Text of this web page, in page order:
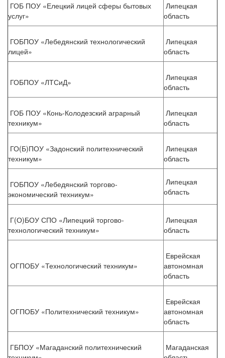
ГОБ ПОУ «Елецкий лицей сферы бытовых
услуг»
Липецкая
область
ГОБПОУ «Лебедянский технологический
лицей»
Липецкая
область
ГОБПОУ «ЛТСиД»
Липецкая
область
ГОБ ПОУ «Конь-Колодезский аграрный
техникум»
Липецкая
область
ГО(Б)ПОУ «Задонский политехнический
техникум»
Липецкая
область
ГОБПОУ «Лебедянский торгово-
экономический техникум»
Липецкая
область
Г(О)БОУ СПО «Липецкий торгово-
технологический техникум»
Липецкая
область
ОГПОБУ «Технологический техникум»
Еврейская
автономная
область
ОГПОБУ «Политехнический техникум»
Еврейская
автономная
область
ГБПОУ «Магаданский политехнический
Магаданская